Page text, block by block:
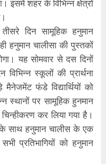
इसमें शहर के विभिन्न क्षेत्रों
दिन सामूहिक हनुमान
हनुमान चालीसा की पुस्तकों
यह सोमवार से दस दिनों
स्कूलों की प्रार्थना
फंडे विद्यार्थियों को
स्थानों पर सामूहिक हुनमान
कर लिया गया है।
के साथ हनुमान चालीस के एक
प्रतिभागियों को हनुमान